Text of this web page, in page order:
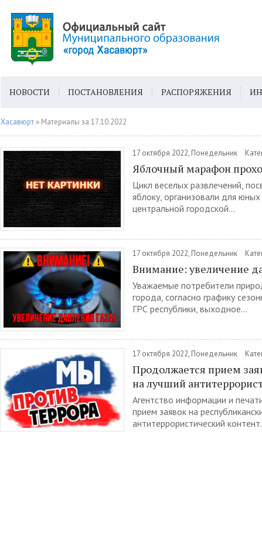
НОВОСТИ ПОСТАНОВЛЕНИЯ РАСПОРЯЖЕНИЯ
ГОРОДСКАЯ СРЕДА ГЕН. ПЛАН
Хасавюрт » Материалы за 17.10.2022
17 октября 2022, Понедельник
Яблочный марафон
Цикл веселых развлечений,
яблоку, организовали для
центральной городской...
17 октября 2022, Понедельник
Внимание: увеличение
Уважаемые потребители
города, согласно графику
ГРС республики, выходное...
17 октября 2022, Понедельник
Продолжается прием
на лучший
Агентство информации и
прием заявок на
антитеррористический